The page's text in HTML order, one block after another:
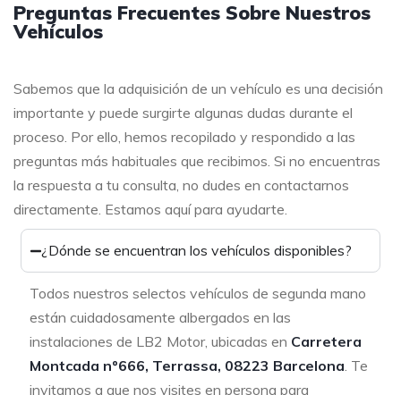
Preguntas Frecuentes Sobre Nuestros
Vehículos
Sabemos que la adquisición de un vehículo es una decisión
importante y puede surgirte algunas dudas durante el
proceso. Por ello, hemos recopilado y respondido a las
preguntas más habituales que recibimos. Si no encuentras
la respuesta a tu consulta, no dudes en contactarnos
directamente. Estamos aquí para ayudarte.
¿Dónde se encuentran los vehículos disponibles?
Todos nuestros selectos vehículos de segunda mano
están cuidadosamente albergados en las
instalaciones de LB2 Motor, ubicadas en Carretera
Montcada nº666, Terrassa, 08223 Barcelona. Te
invitamos a que nos visites en persona para